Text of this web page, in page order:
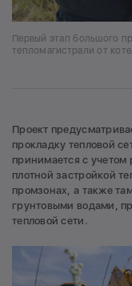
Первый этап большого
тепломагистрали от
Проект
прокладку тепловой
принимается с
плотной застройкой
промзонах, а также
грунтовыми водами,
тепловой сети.